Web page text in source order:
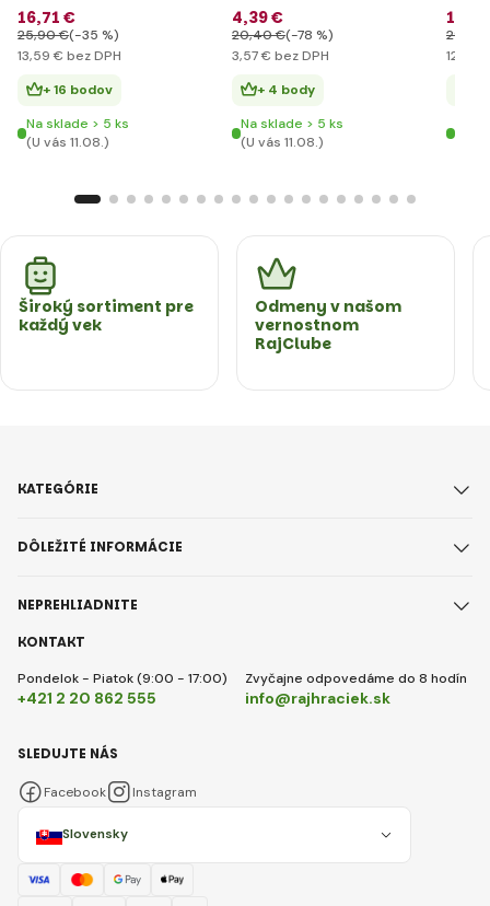
16,71 €
25,90 €(-35 %)
13,59 € bez DPH
+ 16 bodov
Na sklade > 5 ks
(U vás 11.08.)
4,39 €
20,40 €(-78 %)
3,57 € bez DPH
+ 4 body
Na sklade > 5 ks
(U vás 11.08.)
15
29
12
Široký sortiment pre
každý vek
Odmeny v našom
vernostnom
RajClube
KONTAKT
Pondelok - Piatok (9:00 - 17:00)
+421 2 20 862 555
Zvyčajne odpovedáme do 8 hodín
info@rajhraciek.sk
KATEGÓRIE
DÔLEŽITÉ INFORMÁCIE
NEPREHLIADNITE
Slovensky
SLEDUJTE NÁS
Facebook Instagram